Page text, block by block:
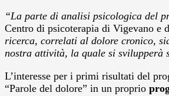
“La parte di analisi psicologica del
Centro di psicoterapia di Vigevano e
ricerca, correlati al dolore cronico,
nostra attività, la quale si svilupperà
L’interesse per i primi risultati del
“Parole del dolore” in un proprio